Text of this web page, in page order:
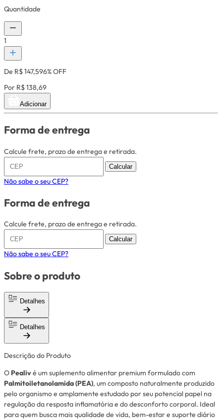
Quantidade
1
De R$ 147,596% OFF
Por R$ 138,69
Adicionar
Forma de entrega
Calcule frete, prazo de entrega e retirada.
Calcular
Não sabe o seu CEP?
Forma de entrega
Calcule frete, prazo de entrega e retirada.
Calcular
Não sabe o seu CEP?
Sobre o produto
Detalhes
Detalhes
Descrição do Produto
O Pealivé um suplemento alimentar premium formulado com
Palmitoiletanolamida (PEA), um composto naturalmente produzido
pelo organismo e amplamente estudado por seu potencial papel na
regulação da resposta inflamatória e do desconforto corporal. Ideal
para quem busca mais qualidade de vida, bem-estar e suporte diário